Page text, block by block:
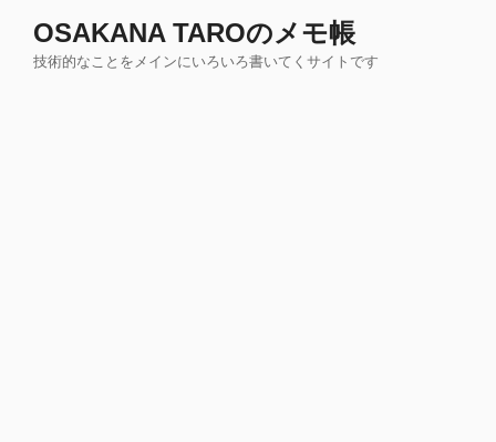
OSAKANA TAROのメモ帳
技術的なことをメインにいろいろ書いてくサイトです